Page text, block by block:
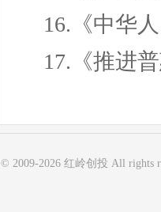
16. 《中华
17. 《推进
© 2009-2026 红岭创投 All rights